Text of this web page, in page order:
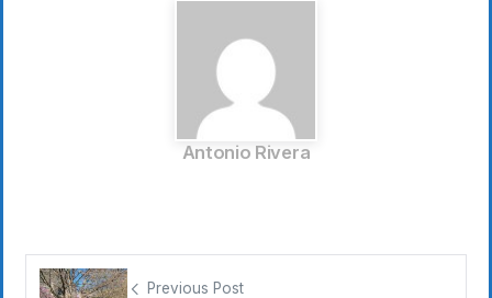
Antonio Rivera
Previous Post